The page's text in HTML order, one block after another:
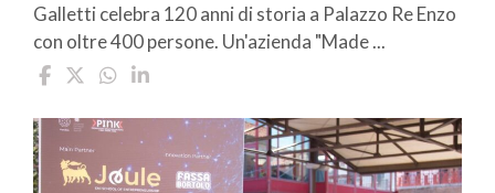
Galletti celebra 120 anni di storia a Palazzo Re Enzo
con oltre 400 persone. Un'azienda "Made ...